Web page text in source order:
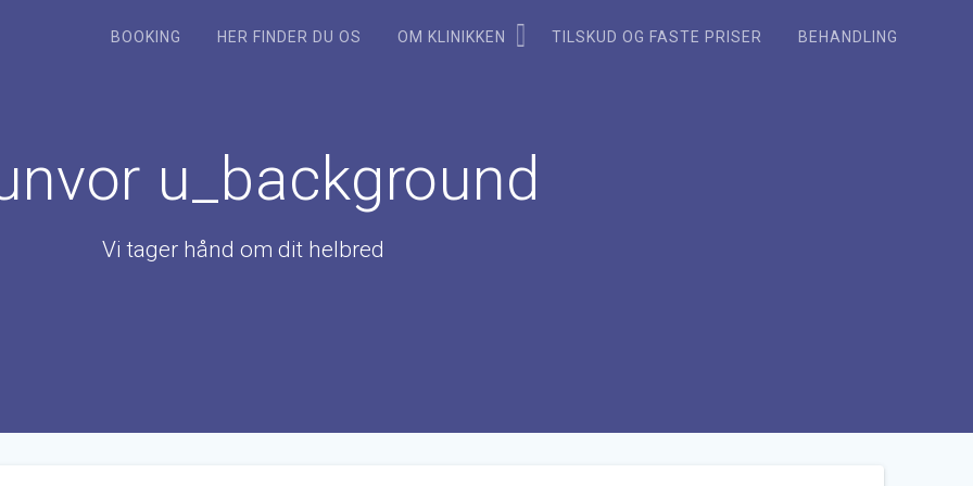
BOOKING HER FINDER DU OS OM KLINIKKEN TILSKUD OG FASTE PRISER BEHANDLING
u_background
Vi tager hånd om dit helbred